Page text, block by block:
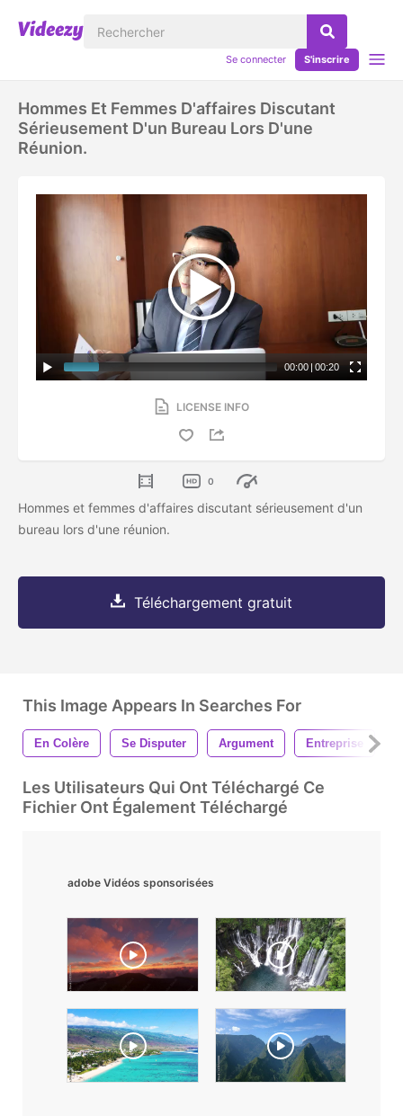
Se connecter S'inscrire
Hommes Et Femmes D'affaires Discutant
Sérieusement D'un Bureau Lors D'une
Réunion.
00:00 | 00:20
LICENSE INFO
0
Hommes et femmes d'affaires discutant sérieusement d'un
bureau lors d'une réunion.
Téléchargement gratuit
This Image Appears In Searches For
En Colère Se Disputer Argument Entreprise
Les Utilisateurs Qui Ont Téléchargé Ce
Fichier Ont Également Téléchargé
adobe Vidéos sponsorisées